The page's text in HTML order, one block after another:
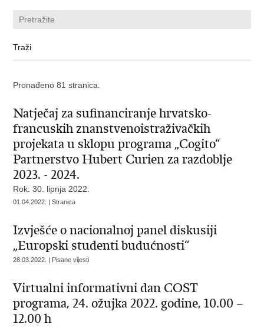
Pronađeno 81 stranica.
Natječaj za sufinanciranje hrvatsko-
francuskih znanstvenoistraživačkih
projekata u sklopu programa „Cogito“
Partnerstvo Hubert Curien za razdoblje
2023. - 2024.
Rok: 30. lipnja 2022.
01.04.2022. | Stranica
Izvješće o nacionalnoj panel diskusiji
„Europski studenti budućnosti“
28.03.2022. | Pisane vijesti
Virtualni informativni dan COST
programa, 24. ožujka 2022. godine, 10.00 –
12.00 h